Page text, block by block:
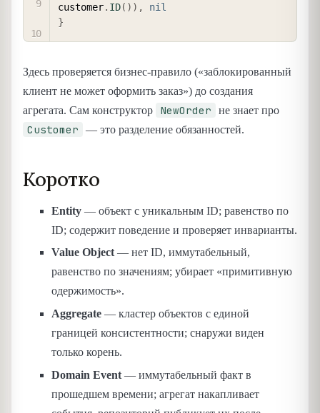
customer. ID( ) ) ,
nil
}
Здесь проверяется бизнес-правило («заблокированный
клиент не может оформить заказ») до создания
агрегата. Сам конструктор
NewOrder не знает про
Customer — это разделение обязанностей.
Коротко
Entity — объект с уникальным ID; равенство по
ID; содержит поведение и проверяет инварианты.
Value Object— нет ID, иммутабельный,
равенство по значениям; убирает «примитивную
одержимость».
Aggregate — кластер объектов с единой
границей консистентности; снаружи виден
только корень.
Domain Event — иммутабельный факт в
прошедшем времени; агрегат накапливает